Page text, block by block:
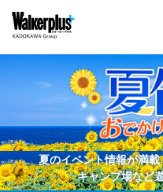
夏のイベント情報が満
キャンプ場など